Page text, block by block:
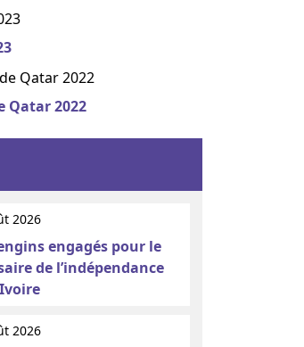
Qatar 2022
2026
engagés pour le
de l’indépendance
2026